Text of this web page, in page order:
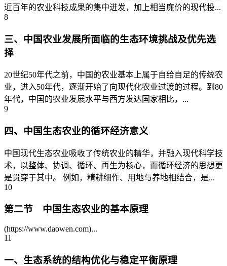
近百年的农业科技成果的集中迸发，加上相当廉价的现代投...
8
三、中国农业发展所面临的生态环境挑战及优先选
择
20世纪50年代之前，中国的农业基本上属于自给自足的传统农
业，进入50年代，逐渐开始了向现代化农业过渡的过程。到80
年代，中国的农业发展水平与西方发达国家相比，...
9
四、中国生态农业的循环经济意义
中国现代生态农业吸收了传统农业的精华，并融入现代科学技
术，以整体、协调、循环、再生为核心，而循环经济的思想更
是贯穿于其中。 例如，精耕细作、用地与养地相结合，是...
10
第二节 中国生态农业的基本原理
(https://www.daowen.com)...
11
一、生态系统的结构优化与稳定平衡原理